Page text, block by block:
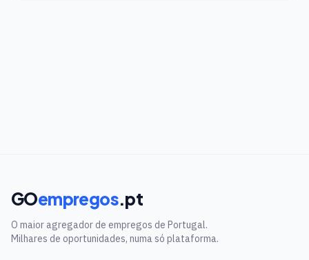
GOempregos.pt
O maior agregador de empregos de Portugal.
Milhares de oportunidades, numa só plataforma.